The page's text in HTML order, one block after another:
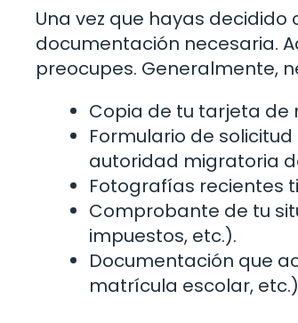
Una vez que hayas
documentación necesaria.
preocupes. Generalmente,
Copia de tu tarjeta de
Formulario de
autoridad migratoria
Fotografías recientes
Comprobante de tu
impuestos, etc.).
Documentación que
matrícula escolar,